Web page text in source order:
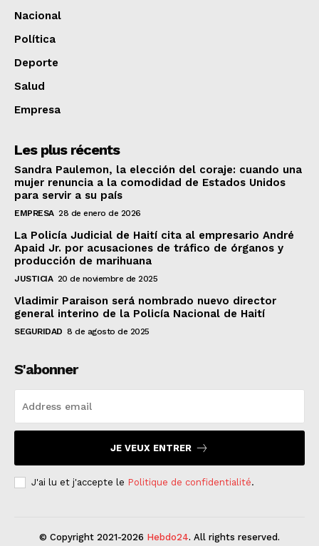
Nacional
Política
Deporte
Salud
Empresa
Les plus récents
Sandra Paulemon, la elección del coraje: cuando una
mujer renuncia a la comodidad de Estados Unidos
para servir a su país
EMPRESA 28 de enero de 2026
La Policía Judicial de Haití cita al empresario André
Apaid Jr. por acusaciones de tráfico de órganos y
producción de marihuana
JUSTICIA 20 de noviembre de 2025
Vladimir Paraison será nombrado nuevo director
general interino de la Policía Nacional de Haití
SEGURIDAD 8 de agosto de 2025
S'abonner
JE VEUX ENTRER
J'ai lu et j'accepte le Politique de confidentialité.
© Copyright 2021-2026 Hebdo24. All rights reserved.